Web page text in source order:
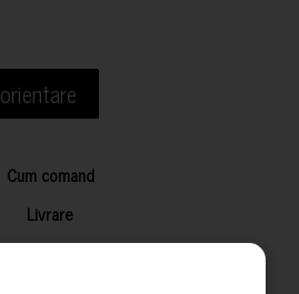
Cum comand
Livrare
produselor